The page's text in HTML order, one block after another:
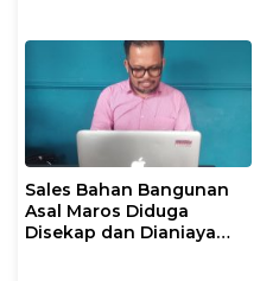
Sales Bahan Bangunan
Asal Maros Diduga
Disekap dan Dianiaya